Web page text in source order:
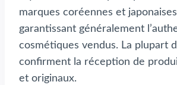
marques coréennes et
garantissant généralement
cosmétiques vendus. La plupart
confirment la réception de
et originaux.